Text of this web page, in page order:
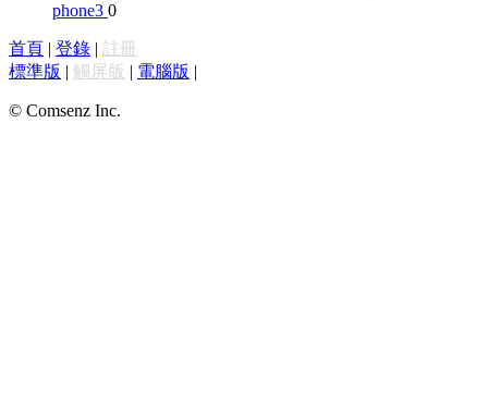
phone3 0
首頁 | 登錄 | 註冊
標準版 | 觸屏版 | 電腦版 |
© Comsenz Inc.